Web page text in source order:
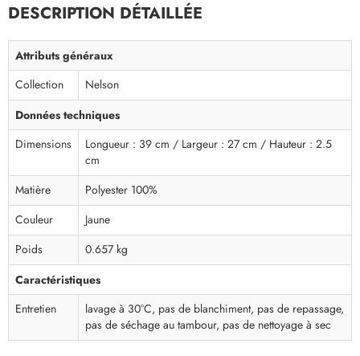
DESCRIPTION DÉTAILLÉE
Attributs généraux
Collection Nelson
Données techniques
Dimensions
Longueur : 39 cm / Largeur : 27 cm / Hauteur : 2.5
cm
Matière
Polyester 100%
Couleur
Jaune
Poids
0.657 kg
Caractéristiques
Entretien
lavage à 30°C, pas de blanchiment, pas de repassage,
pas de séchage au tambour, pas de nettoyage à sec